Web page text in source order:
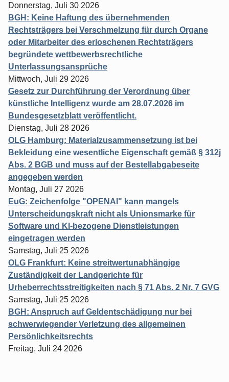
Donnerstag, Juli 30 2026
BGH: Keine Haftung des übernehmenden
Rechtsträgers bei Verschmelzung für durch Organe
oder Mitarbeiter des erloschenen Rechtsträgers
begründete wettbewerbsrechtliche
Unterlassungsansprüche
Mittwoch, Juli 29 2026
Gesetz zur Durchführung der Verordnung über
künstliche Intelligenz wurde am 28.07.2026 im
Bundesgesetzblatt veröffentlicht.
Dienstag, Juli 28 2026
OLG Hamburg: Materialzusammensetzung ist bei
Bekleidung eine wesentliche Eigenschaft gemäß § 312j
Abs. 2 BGB und muss auf der Bestellabgabeseite
angegeben werden
Montag, Juli 27 2026
EuG: Zeichenfolge "OPENAI" kann mangels
Unterscheidungskraft nicht als Unionsmarke für
Software und KI-bezogene Dienstleistungen
eingetragen werden
Samstag, Juli 25 2026
OLG Frankfurt: Keine streitwertunabhängige
Zuständigkeit der Landgerichte für
Urheberrechtsstreitigkeiten nach § 71 Abs. 2 Nr. 7 GVG
Samstag, Juli 25 2026
BGH: Anspruch auf Geldentschädigung nur bei
schwerwiegender Verletzung des allgemeinen
Persönlichkeitsrechts
Freitag, Juli 24 2026